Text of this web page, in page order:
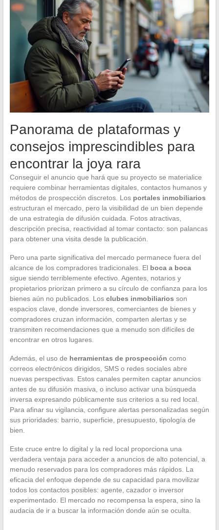
Panorama de plataformas y
consejos imprescindibles para
encontrar la joya rara
Conseguir el anuncio que hará que su proyecto se materialice
requiere combinar herramientas digitales, contactos humanos y
métodos de prospección discretos. Los portales inmobiliarios
estructuran el mercado, pero la visibilidad de un bien depende
de una estrategia de difusión cuidada. Fotos atractivas,
descripción precisa, reactividad al tomar contacto: son palancas
para obtener una visita desde la publicación.
Pero una parte significativa del mercado permanece fuera del
alcance de los compradores tradicionales. El boca a boca
sigue siendo terriblemente efectivo. Agentes, notarios y
propietarios priorizan primero a su círculo de confianza para los
bienes aún no publicados. Los clubes inmobiliarios son
espacios clave, donde inversores, comerciantes de bienes y
compradores cruzan información, comparten alertas y se
transmiten recomendaciones que a menudo son difíciles de
encontrar en otros lugares.
Además, el uso de herramientas de prospección como
correos electrónicos dirigidos, SMS o redes sociales abre
nuevas perspectivas. Estos canales permiten captar anuncios
antes de su difusión masiva, o incluso activar una búsqueda
inversa expresando públicamente sus criterios a su red local.
Para afinar su vigilancia, configure alertas personalizadas según
sus prioridades: barrio, superficie, presupuesto, tipología de
bien.
Este cruce entre lo digital y la red local proporciona una
verdadera ventaja para acceder a anuncios de alto potencial, a
menudo reservados para los compradores más rápidos. La
eficacia del enfoque depende de su capacidad para movilizar
todos los contactos posibles: agente, cazador o inversor
experimentado. El mercado no recompensa la espera, sino la
audacia de ir a buscar la información donde aún se oculta.